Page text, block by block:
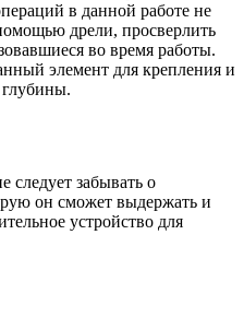
в данной работе не
дрели, просверлить
во время работы.
элемент для крепления и
глубины.
следует забывать о
он сможет выдержать и
устройство для